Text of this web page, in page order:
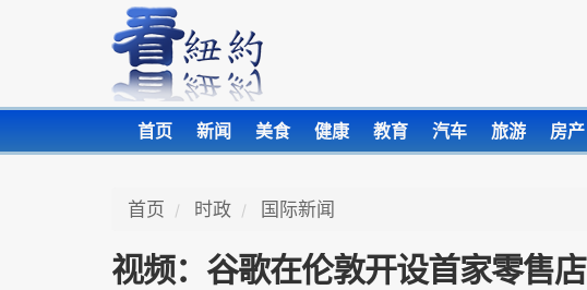
首页 新闻 美食 健康 教育 汽车 旅游 房产
首页 时政 国际新闻
视频：谷歌在伦敦开设首家零售店